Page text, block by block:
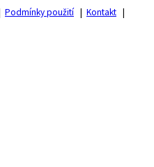
Podmínky použití| Kontakt |